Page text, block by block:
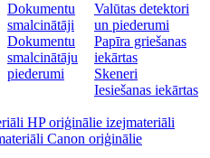
Dokumentu
smalcinātāji
Dokumentu
smalcinātāju
piederumi
Valūtas detektori
un piederumi
Papīra griešanas
iekārtas
Skeneri
Iesiešanas iekārtas
HP oriģinālie izejmateriāli
Canon oriģinālie